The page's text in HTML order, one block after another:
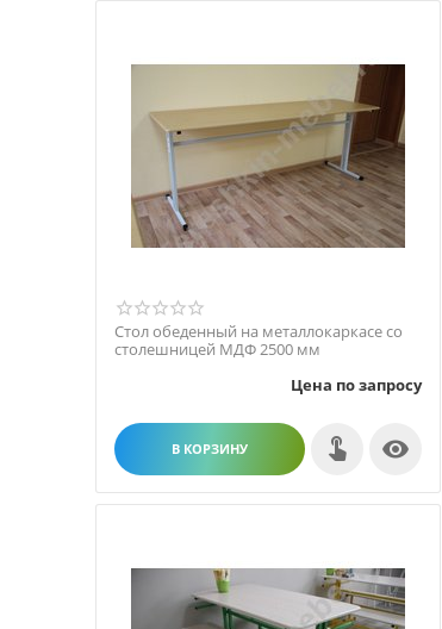
Стол обеденный на металлокаркасе со
столешницей МДФ 2500 мм
Цена по запросу
В КОРЗИНУ 